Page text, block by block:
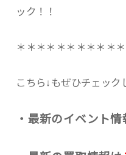
ック！！
＊＊＊＊＊＊＊＊＊＊
こちら↓もぜひチェッ
・最新のイベント情